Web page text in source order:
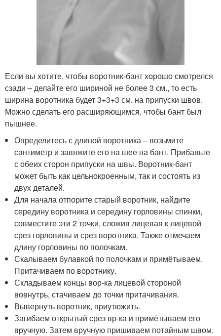
Если вы хотите, чтобы воротник-бант хорошо смотрелся
сзади – делайте его шириной не более 3 см., то есть
ширина воротника будет 3+3+3 см. на припуски швов.
Можно сделать его расширяющимся, чтобы бант был
пышнее.
Определитесь с длиной воротника – возьмите
сантиметр и завяжите его на шее на бант. Прибавьте
с обеих сторон припуски на швы. Воротник-бант
может быть как цельнокроенным, так и состоять из
двух деталей.
Для начала отпорите старый воротник, найдите
середину воротника и середину горловины спинки,
совместите эти 2 точки, сложив лицевая к лицевой
срез горловины и срез воротника. Также отмечаем
длину горловины по полочкам.
Скалываем булавкой по полочкам и примётываем.
Притачиваем по воротнику.
Складываем концы вор-ка лицевой стороной
вовнутрь, стачиваем до точки притачивания.
Вывернуть воротник, приутюжить.
Загибаем открытый срез вр-ка и примётываем его
вручную. Затем вручную пришиваем потайным швом.